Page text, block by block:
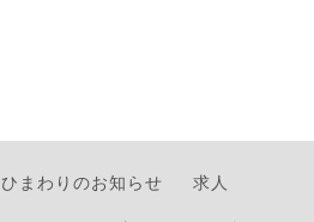
ひまわりのお知らせ
求人